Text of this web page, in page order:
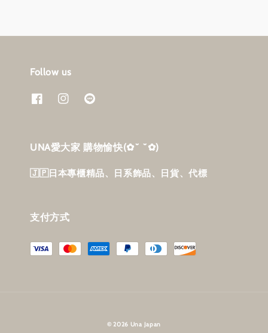
Follow us
UNA愛大家 購物愉快‎(✿˘ ˘✿)
🇯🇵日本專櫃精品、日系飾品、日貨、代標
支付方式
© 2026 Una Japan